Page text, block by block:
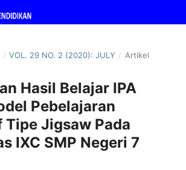
/ VOL. 29 NO. 2 (2020): JULY / Artikel
Hasil Belajar IPA
Pebelajaran
Jigsaw Pada
IXC SMP Negeri 7